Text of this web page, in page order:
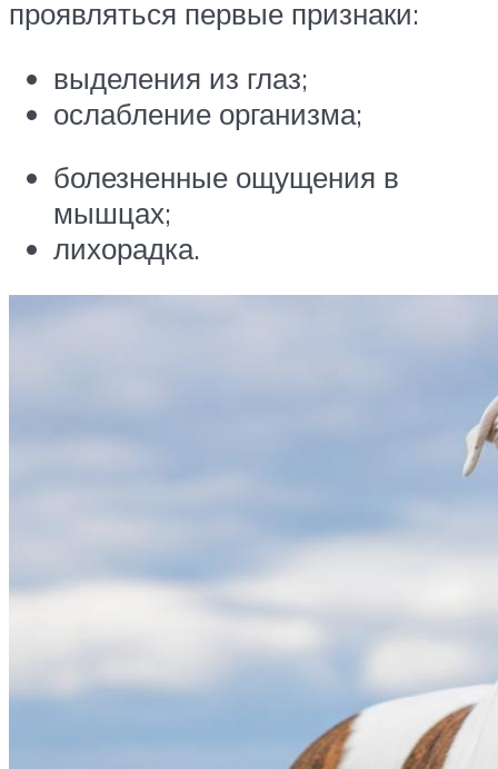
проявляться первые признаки:
выделения из глаз;
ослабление организма;
болезненные ощущения в
мышцах;
лихорадка.